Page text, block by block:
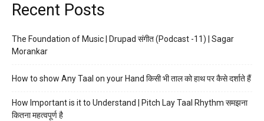
Recent Posts
The Foundation of Music | Drupad संगीत (Podcast -11) | Sagar
Morankar
How to show Any Taal on your Hand किसी भी ताल को हाथ पर कैसे दर्शाते हैं
How Important is it to Understand | Pitch Lay Taal Rhythm समझना
कितना महत्वपूर्ण है